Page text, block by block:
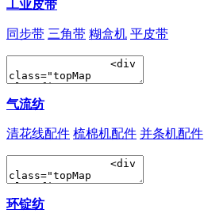
工业皮带
同步带 三角带 糊盒机 平皮带
气流纺
清花线配件 梳棉机配件 并条机配件
环锭纺